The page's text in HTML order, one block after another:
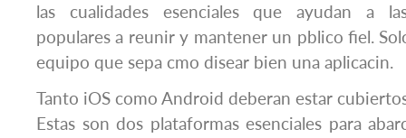
las cualidades esenciales que ayudan a
populares a reunir y mantener un pblico fiel.
equipo que sepa cmo disear bien una aplicacin.
Tanto iOS como Android deberan estar
Estas son dos plataformas esenciales para